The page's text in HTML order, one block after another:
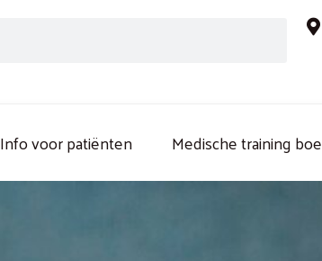
Info voor patiënten Medische training